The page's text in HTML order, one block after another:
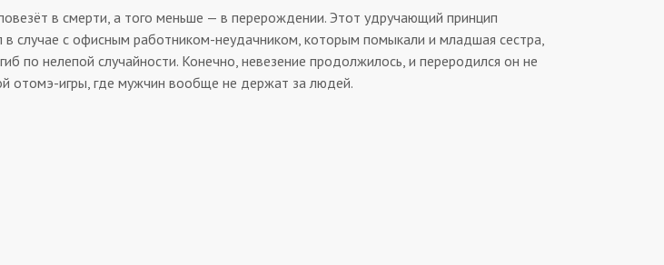
в смерти, а того меньше — в перерождении. Этот удручающий принцип
случае с офисным работником-неудачником, которым помыкали и младшая сестра,
по нелепой случайности. Конечно, невезение продолжилось, и переродился он не
отомэ-игры, где мужчин вообще не держат за людей.